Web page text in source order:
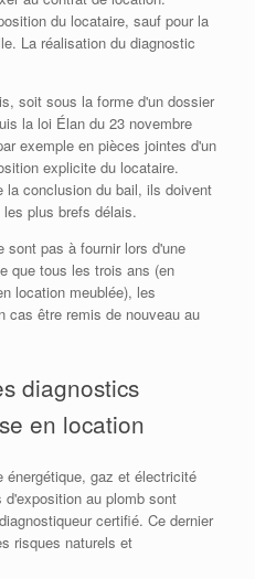
du locataire, sauf pour la
La réalisation du diagnostic
soit sous la forme d'un dossier
la loi Élan du 23 novembre
exemple en pièces jointes d'un
explicite du locataire.
la conclusion du bail, ils doivent
plus brefs délais.
sont pas à fournir lors d'une
que tous les trois ans (en
location meublée), les
cas être remis de nouveau au
diagnostics
en location
énergétique, gaz et électricité
au plomb sont
certifié. Ce dernier
risques naturels et